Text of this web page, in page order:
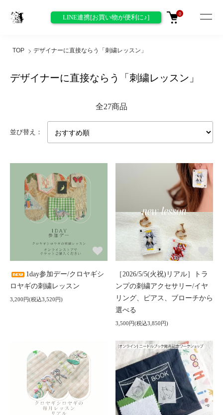
LINE連携[お買い物が便利に♪] 0
TOP デザイナーに直接ならう「刺繍レッスン」
デザイナーに直接ならう「刺繍レッスン」
全27商品
並び替え：
1day参加デー/クロヤギシ
ロヤギの刺繍レッスン
3,200円(税込3,520円)
［2026/5/5(火祝)リアル］トラ
ンプの刺繍アクセサリー/イヤ
リング、ピアス、ブローチから
選べる
3,500円(税込3,850円)